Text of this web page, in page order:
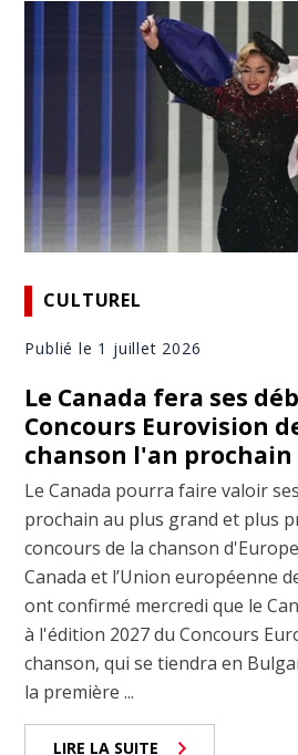
CULTUREL
Publié le 1 juillet 2026
Le Canada fera ses
Concours Eurovision
chanson l'an prochain
Le Canada pourra faire valoir
prochain au plus grand et plus
concours de la chanson
Canada et l’Union européenne
ont confirmé mercredi que le
à l'édition 2027 du Concours
chanson, qui se tiendra en
la première ...
LIRE LA SUITE